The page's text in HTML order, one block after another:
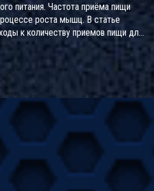
питания. Частота приёма пищи
роста мышц. В статье
к количеству приемов пищи для
Также рассмотрены
рациона для спортсменов.